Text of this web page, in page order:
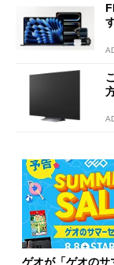
ゲオが「ゲオのサ